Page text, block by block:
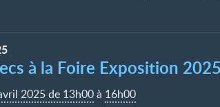
à la Foire Exposition
2025 de 13h00à 16h00